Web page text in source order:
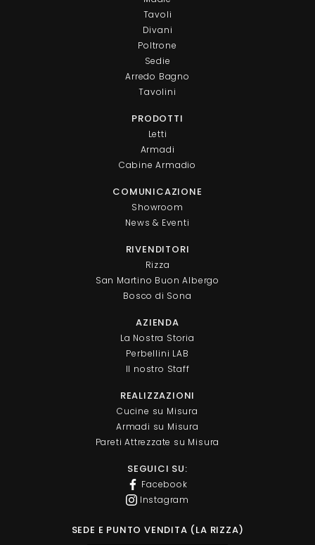
Tavoli
Divani
Poltrone
Sedie
Arredo Bagno
Tavolini
PRODOTTI
Letti
Armadi
Cabine Armadio
COMUNICAZIONE
Showroom
News & Eventi
RIVENDITORI
Rizza
San Martino Buon Albergo
Bosco di Sona
AZIENDA
La Nostra Storia
Perbellini LAB
Il nostro Staff
REALIZZAZIONI
Cucine su Misura
Armadi su Misura
Pareti Attrezzate su Misura
SEGUICI SU:
Facebook
Instagram
SEDE E PUNTO VENDITA (LA RIZZA)